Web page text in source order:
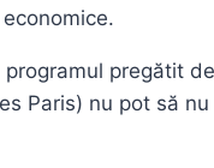
pregătit
Paris) nu pot să